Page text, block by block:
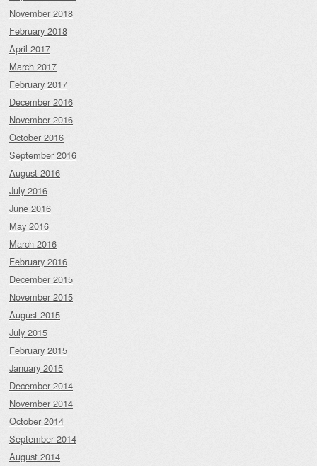
November 2018
February 2018
April 2017
March 2017
February 2017
December 2016
November 2016
October 2016
September 2016
August 2016
July 2016
June 2016
May 2016
March 2016
February 2016
December 2015
November 2015
August 2015
July 2015
February 2015
January 2015
December 2014
November 2014
October 2014
September 2014
August 2014